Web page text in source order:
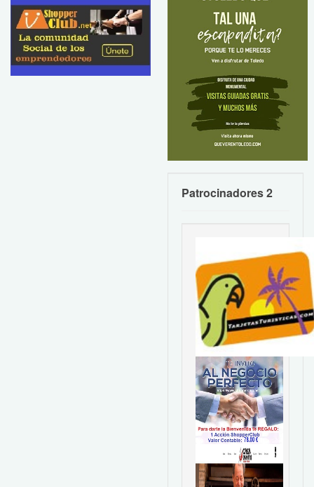
Patrocinadores 2